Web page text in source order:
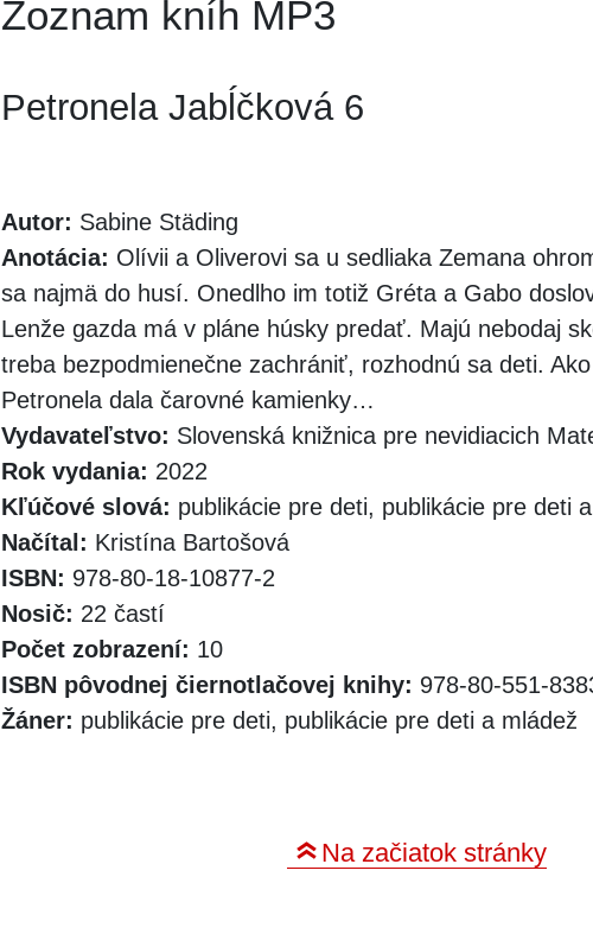
Zoznam kníh MP3
Petronela Jabĺčková 6
Autor: Sabine Städing
Anotácia: Olívii a Oliverovi sa u sedliaka Zemana
sa najmä do husí. Onedlho im totiž Gréta a Gabo
Lenže gazda má v pláne húsky predať. Majú nebodaj
treba bezpodmienečne zachrániť, rozhodnú sa deti.
Petronela dala čarovné kamienky…
Vydavateľstvo: Slovenská knižnica pre nevidiacich
Rok vydania: 2022
Kľúčové slová: publikácie pre deti, publikácie pre deti
Načítal: Kristína Bartošová
ISBN: 978-80-18-10877-2
Nosič: 22 častí
Počet zobrazení: 10
ISBN pôvodnej čiernotlačovej knihy: 978-80-551-
Žáner: publikácie pre deti, publikácie pre deti a mládež
Na začiatok stránky